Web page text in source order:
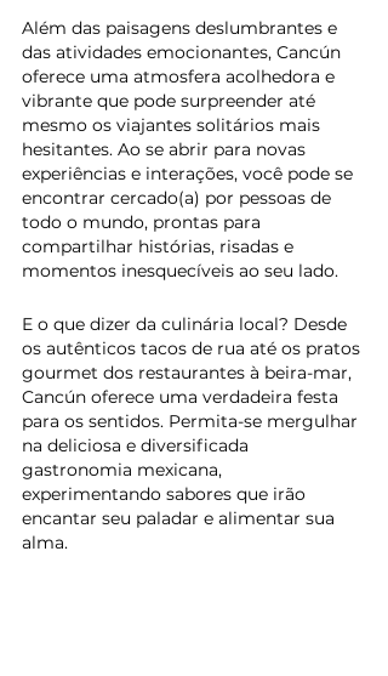
Além das paisagens deslumbrantes e
das atividades emocionantes, Cancún
oferece uma atmosfera acolhedora e
vibrante que pode surpreender até
mesmo os viajantes solitários mais
hesitantes. Ao se abrir para novas
experiências e interações, você pode se
encontrar cercado(a) por pessoas de
todo o mundo, prontas para
compartilhar histórias, risadas e
momentos inesquecíveis ao seu lado.
E o que dizer da culinária local? Desde
os autênticos tacos de rua até os pratos
gourmet dos restaurantes à beira-mar,
Cancún oferece uma verdadeira festa
para os sentidos. Permita-se mergulhar
na deliciosa e diversificada
gastronomia mexicana,
experimentando sabores que irão
encantar seu paladar e alimentar sua
alma.